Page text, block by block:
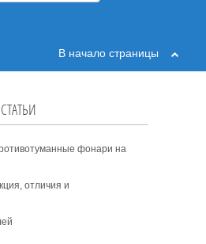
В начало страницы
СТАТЬИ
фонари на
отличия и